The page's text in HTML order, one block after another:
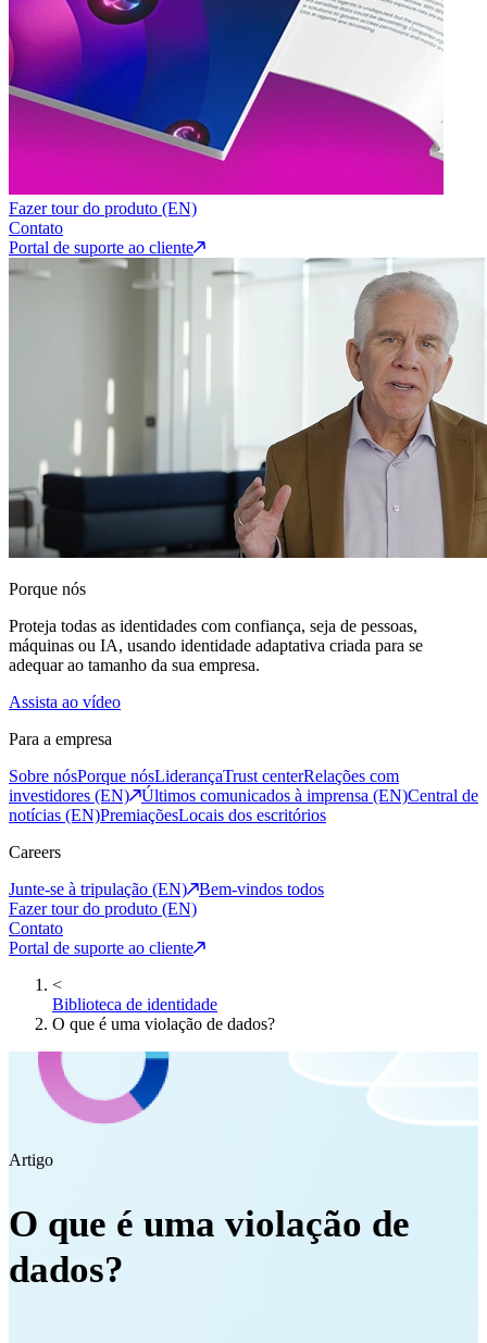
Fazer tour do produto (EN)
Contato
Portal de suporte ao cliente
Porque nós
Proteja todas as identidades com confiança, seja de pessoas,
máquinas ou IA, usando identidade adaptativa criada para se
adequar ao tamanho da sua empresa.
Assista ao vídeo
Para a empresa
Sobre nósPorque nósLiderançaTrust centerRelações com
investidores (EN)
Últimos comunicados à imprensa (EN)Central de
notícias (EN)PremiaçõesLocais dos escritórios
Careers
Junte-se à tripulação (EN)
Bem-vindos todos
Fazer tour do produto (EN)
Contato
Portal de suporte ao cliente
<
Biblioteca de identidade
O que é uma violação de dados?
Artigo
O que é uma violação de
dados?